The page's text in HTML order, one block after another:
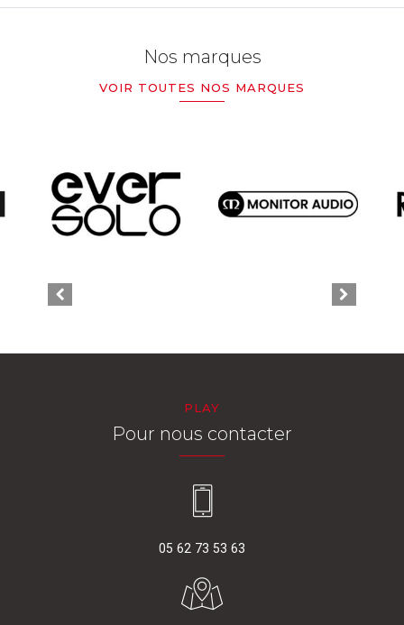
Nos marques
VOIR TOUTES NOS MARQUES
PLAY
Pour nous contacter
05 62 73 53 63